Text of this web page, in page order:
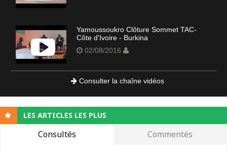
Yamoussoukro Clôture Sommet TAC-
Côte d'Ivoire - Burkina
02/08/2016
Consulter la chaîne vidéos
LES ARTICLES LES PLUS
Consultés Commentés